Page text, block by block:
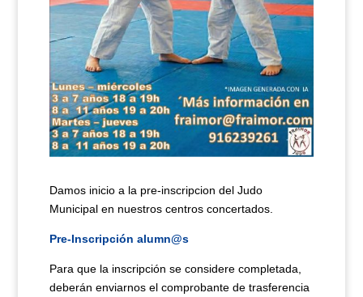
Damos inicio a la pre-inscripcion del Judo
Municipal en nuestros centros concertados.
Pre-Inscripción alumn@s
Para que la inscripción se considere completada,
deberán enviarnos el comprobante de trasferencia